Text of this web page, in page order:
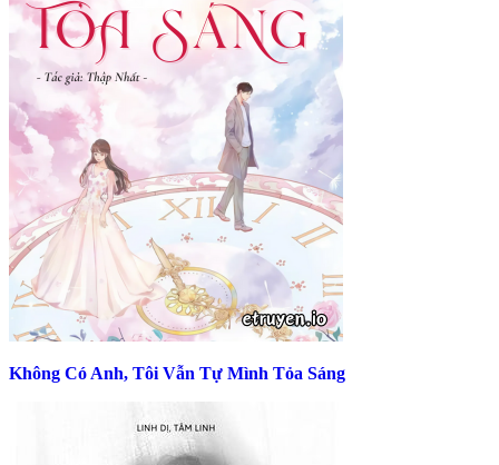
Không Có Anh, Tôi Vẫn Tự Mình Tỏa Sáng